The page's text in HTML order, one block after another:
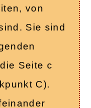
von
Sie sind
Seite c
C).